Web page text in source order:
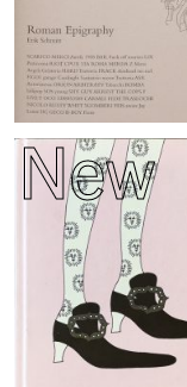
New